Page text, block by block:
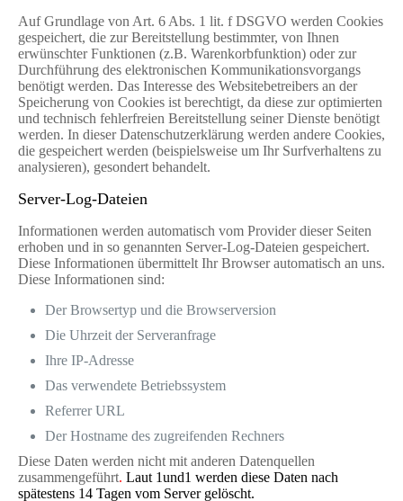
Auf Grundlage von Art. 6 Abs. 1 lit. f DSGVO werden Cookies
gespeichert, die zur Bereitstellung bestimmter, von Ihnen
erwünschter Funktionen (z.B. Warenkorbfunktion) oder zur
Durchführung des elektronischen Kommunikationsvorgangs
benötigt werden. Das Interesse des Websitebetreibers an der
Speicherung von Cookies ist berechtigt, da diese zur optimierten
und technisch fehlerfreien Bereitstellung seiner Dienste benötigt
werden. In dieser Datenschutzerklärung werden andere Cookies,
die gespeichert werden (beispielsweise um Ihr Surfverhaltens zu
analysieren), gesondert behandelt.
Server-Log-Dateien
Informationen werden automatisch vom Provider dieser Seiten
erhoben und in so genannten Server-Log-Dateien gespeichert.
Diese Informationen übermittelt Ihr Browser automatisch an uns.
Diese Informationen sind:
Der Browsertyp und die Browserversion
Die Uhrzeit der Serveranfrage
Ihre IP-Adresse
Das verwendete Betriebssystem
Referrer URL
Der Hostname des zugreifenden Rechners
Diese Daten werden nicht mit anderen Datenquellen
zusammengeführt. Laut 1und1 werden diese Daten nach
spätestens 14 Tagen vom Server gelöscht.